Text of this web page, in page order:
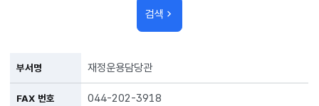
검색
부서명 재정운용담당관
FAX 번호 044-202-3918